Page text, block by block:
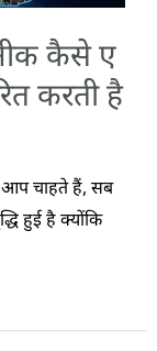
कैसे ए
करती है
आप चाहते हैं, सब
हुई है क्योंकि